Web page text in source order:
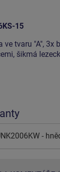
15
ve tvaru "A", 3x
šikmá
-